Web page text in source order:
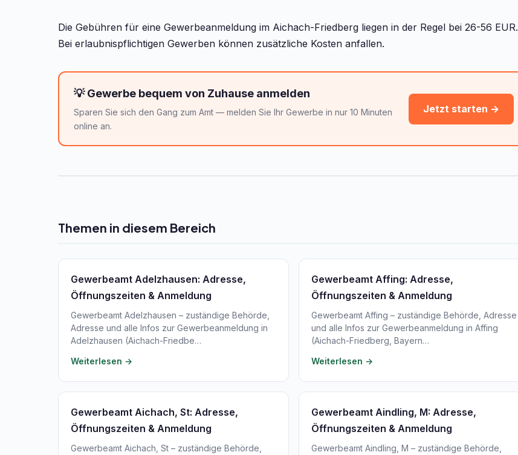
Die Gebühren für eine Gewerbeanmeldung im Aichach-Friedberg liegen in der Regel bei 26-56 EUR.
Bei erlaubnispflichtigen Gewerben können zusätzliche Kosten anfallen.
💡 Gewerbe bequem von Zuhause anmelden
Sparen Sie sich den Gang zum Amt — melden Sie Ihr Gewerbe in nur 10 Minuten
online an.
Jetzt starten →
Themen in diesem Bereich
Gewerbeamt Adelzhausen: Adresse,
Öffnungszeiten & Anmeldung
Gewerbeamt Adelzhausen – zuständige Behörde,
Adresse und alle Infos zur Gewerbeanmeldung in
Adelzhausen (Aichach-Friedbe…
Weiterlesen →
Gewerbeamt Affing: Adresse,
Öffnungszeiten & Anmeldung
Gewerbeamt Affing – zuständige Behörde, Adresse
und alle Infos zur Gewerbeanmeldung in Affing
(Aichach-Friedberg, Bayern…
Weiterlesen →
Gewerbeamt Aichach, St: Adresse,
Öffnungszeiten & Anmeldung
Gewerbeamt Aichach, St – zuständige Behörde,
Gewerbeamt Aindling, M: Adresse,
Öffnungszeiten & Anmeldung
Gewerbeamt Aindling, M – zuständige Behörde,